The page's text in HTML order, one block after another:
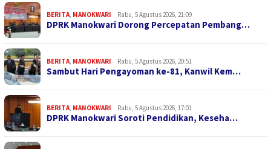
BERITA, MANOKWARI Rabu, 5 Agustus 2026, 21:09
DPRK Manokwari Dorong Percepatan Pembang…
BERITA, MANOKWARI Rabu, 5 Agustus 2026, 20:51
Sambut Hari Pengayoman ke-81, Kanwil Kem…
BERITA, MANOKWARI Rabu, 5 Agustus 2026, 17:01
DPRK Manokwari Soroti Pendidikan, Keseha…